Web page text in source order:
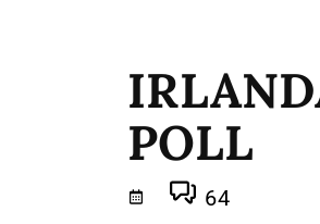
POLL
64